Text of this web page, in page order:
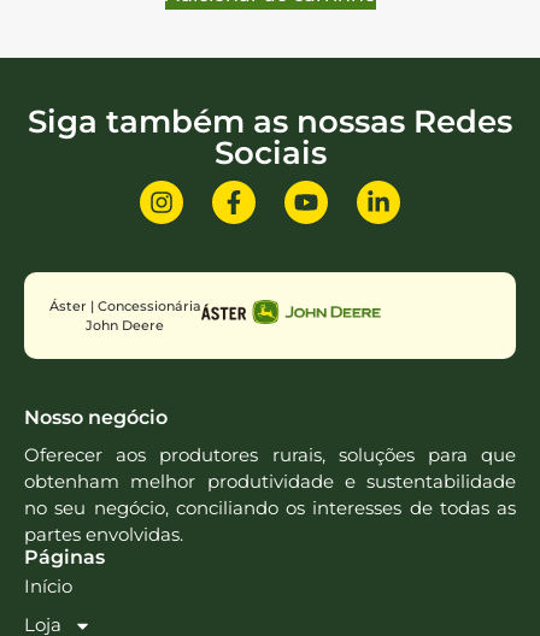
Siga também as nossas Redes
Sociais
Áster | Concessionária
John Deere
Nosso negócio
Oferecer aos produtores rurais, soluções para que
obtenham melhor produtividade e sustentabilidade
no seu negócio, conciliando os interesses de todas as
partes envolvidas.
Páginas
Início
Loja